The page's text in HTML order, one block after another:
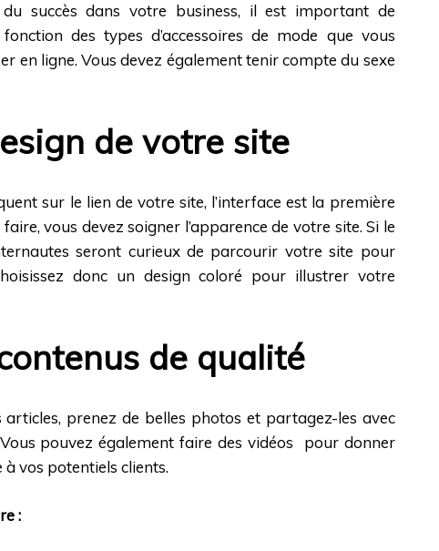
succès dans votre business, il est important de
des types d’accessoires de mode que vous
en ligne. Vous devez également tenir compte du sexe
de votre site
sur le lien de votre site, l’interface est la première
vous devez soigner l’apparence de votre site. Si le
seront curieux de parcourir votre site pour
donc un design coloré pour illustrer votre
de qualité
prenez de belles photos et partagez-les avec
pouvez également faire des vidéos pour donner
vos potentiels clients.
: